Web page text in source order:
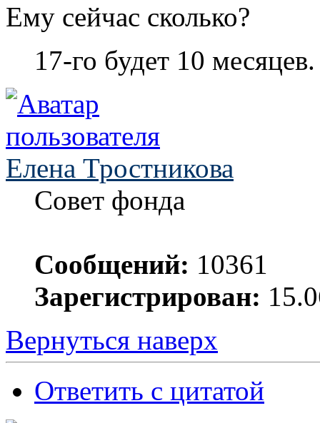
Ему сейчас сколько?
17-го будет 10 месяцев.
Елена Тростникова
Совет фонда
Сообщений: 10361
Зарегистрирован:
Вернуться наверх
Ответить с цитатой